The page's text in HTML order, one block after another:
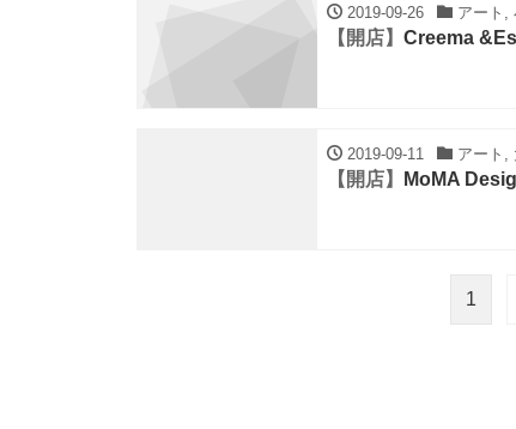
2019-09-26 アート,
【開店】 Creema
2019-09-11 アート,
【開店】 MoMA
1